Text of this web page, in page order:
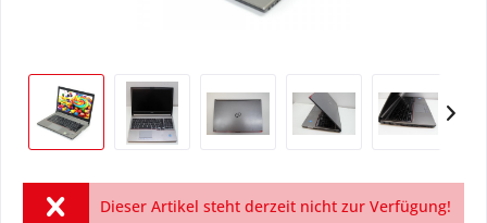
Dieser Artikel steht derzeit nicht zur Verfügung!